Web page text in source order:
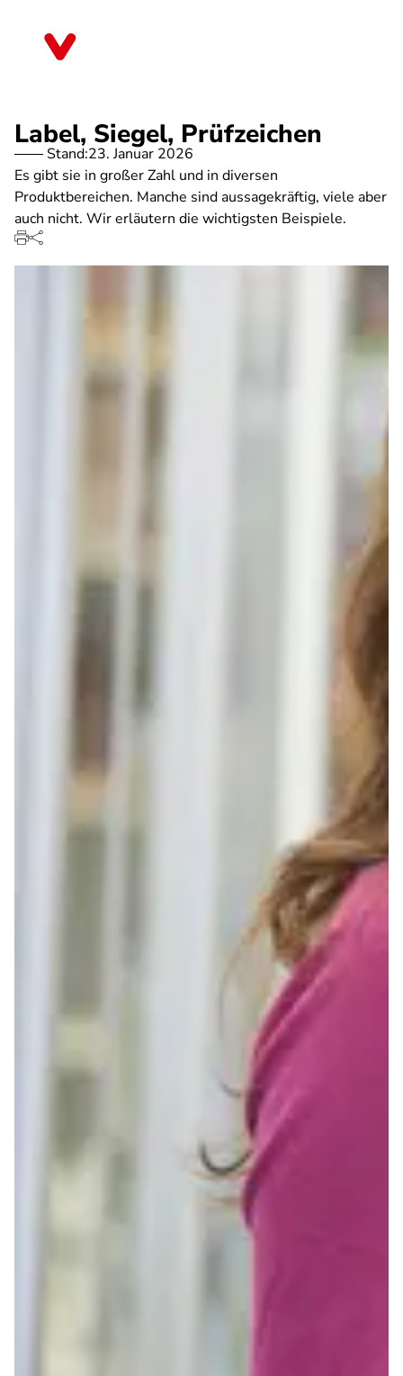
Label, Siegel, Prüfzeichen
Stand:23. Januar 2026
Es gibt sie in großer Zahl und in diversen
Produktbereichen. Manche sind aussagekräftig, viele aber
auch nicht. Wir erläutern die wichtigsten Beispiele.